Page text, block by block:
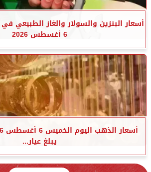
أسعار البنزين والسولار والغاز الطبيعي
6 أغسطس 2026
يبلغ عيار...